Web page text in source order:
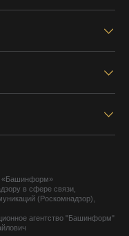
«Башинформ»
в сфере связи,
(Роскомнадзор),
агентство "Башинформ"